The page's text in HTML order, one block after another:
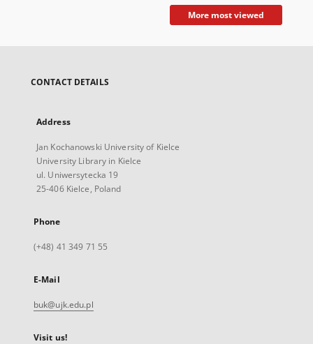
More most viewed
CONTACT DETAILS
Address
Jan Kochanowski University of Kielce
University Library in Kielce
ul. Uniwersytecka 19
25-406 Kielce, Poland
Phone
(+48) 41 349 71 55
E-Mail
buk@ujk.edu.pl
Visit us!